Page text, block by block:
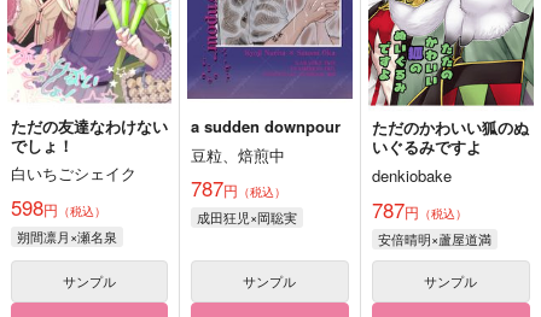
サンプル
作品詳細
サンプル
作品詳細
サンプル
作品詳細
ただの友達なわけない
でしょ！
白いちごシェイク
598円 （税込）
朔間凛月×瀬名泉
サンプル
a sudden downpour
豆粒、焙煎中
787円 （税込）
成田狂児×岡聡実
サンプル
ただのかわいい狐のぬ
いぐるみですよ
denkiobake
787円 （税込）
安倍晴明×蘆屋道満
サンプル